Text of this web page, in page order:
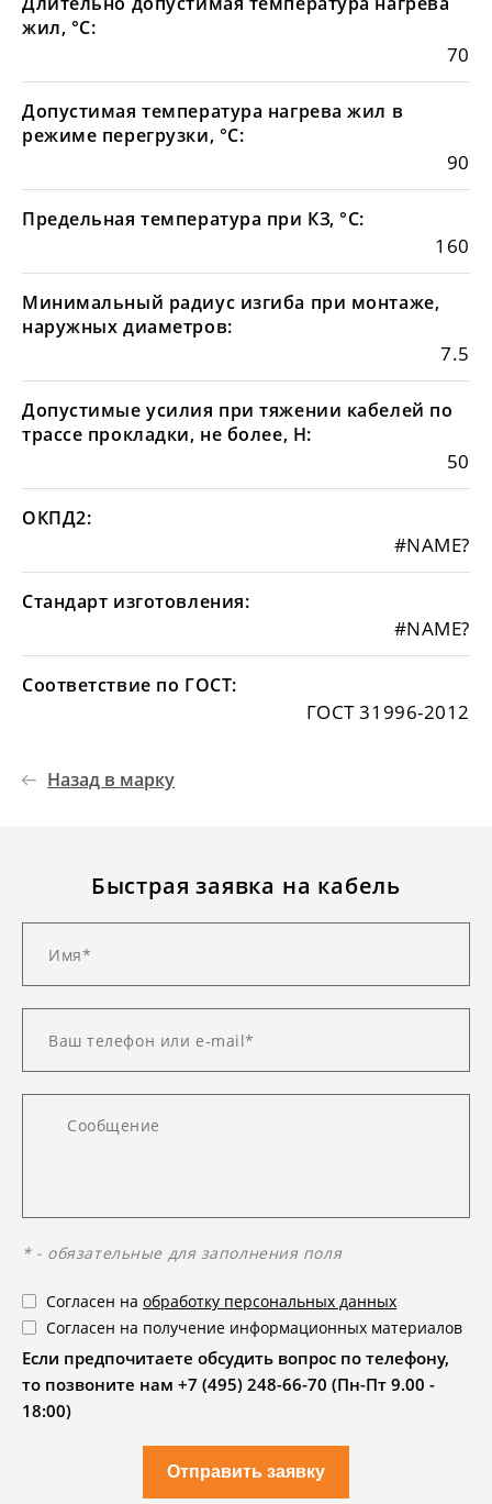
жил, °С:
70
Допустимая температура нагрева жил в
режиме перегрузки, °С:
90
Предельная температура при КЗ, °С:
160
Минимальный радиус изгиба при монтаже,
наружных диаметров:
7.5
Допустимые усилия при тяжении кабелей по
трассе прокладки, не более, Н:
50
ОКПД2:
#NAME?
Стандарт изготовления:
#NAME?
Соответствие по ГОСТ:
ГОСТ 31996-2012
Назад в марку
Быстрая заявка на кабель
* - обязательные для заполнения поля
Согласен на обработку персональных данных
Согласен на получение информационных материалов
Если предпочитаете обсудить вопрос по телефону,
то позвоните нам +7 (495) 248-66-70 (Пн-Пт 9.00 -
18:00)
Отправить заявку